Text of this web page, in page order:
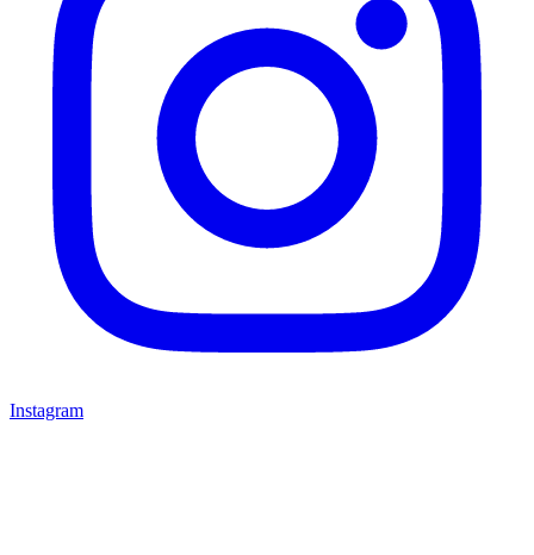
Instagram